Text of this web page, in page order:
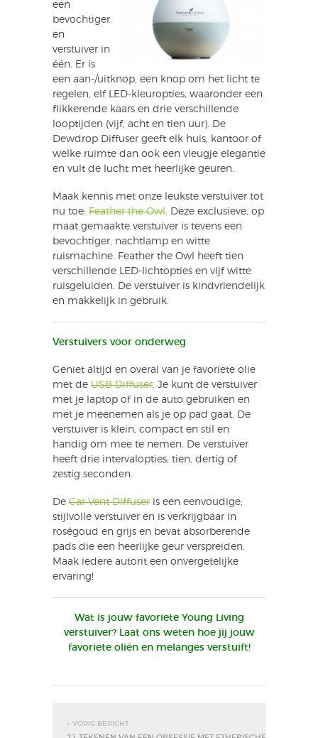
een
bevochtiger
en
verstuiver in
één. Er is
een aan-/uitknop, een knop om het licht te
regelen, elf LED-kleuropties, waaronder een
flikkerende kaars en drie verschillende
looptijden (vijf, acht en tien uur). De
Dewdrop Diffuser geeft elk huis, kantoor of
welke ruimte dan ook een vleugje elegantie
en vult de lucht met heerlijke geuren.
Maak kennis met onze leukste verstuiver tot
nu toe: Feather the Owl . Deze exclusieve, op
maat gemaakte verstuiver is tevens een
bevochtiger, nachtlamp en witte
ruismachine. Feather the Owl heeft tien
verschillende LED-lichtopties en vijf witte
ruisgeluiden. De verstuiver is kindvriendelijk
en makkelijk in gebruik.
Verstuivers voor onderweg
Geniet altijd en overal van je favoriete olie
met de USB Diffuser . Je kunt de verstuiver
met je laptop of in de auto gebruiken en
met je meenemen als je op pad gaat. De
verstuiver is klein, compact en stil en
handig om mee te nemen. De verstuiver
heeft drie intervalopties; tien, dertig of
zestig seconden.
De Car Vent Diffuser is een eenvoudige,
stijlvolle verstuiver en is verkrijgbaar in
roségoud en grijs en bevat absorberende
pads die een heerlijke geur verspreiden.
Maak iedere autorit een onvergetelijke
ervaring!
Wat is jouw favoriete Young Living
verstuiver? Laat ons weten hoe jij jouw
favoriete oliën en melanges verstuift!
« VORIG BERICHT